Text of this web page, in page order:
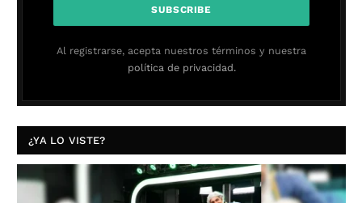
Al registrarse, acepta nuestros términos y nuestra
política de privacidad.
¿YA LO VISTE?